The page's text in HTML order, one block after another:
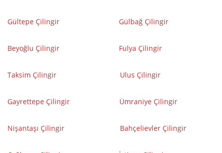
Gültepe Çilingir Gülbağ Çilingir
Beyoğlu Çilingir Fulya Çilingir
Taksim Çilingir Ulus Çilingir
Gayrettepe Çilingir Ümraniye Çilingir
Nişantaşı Çilingir Bahçelievler Çilingir